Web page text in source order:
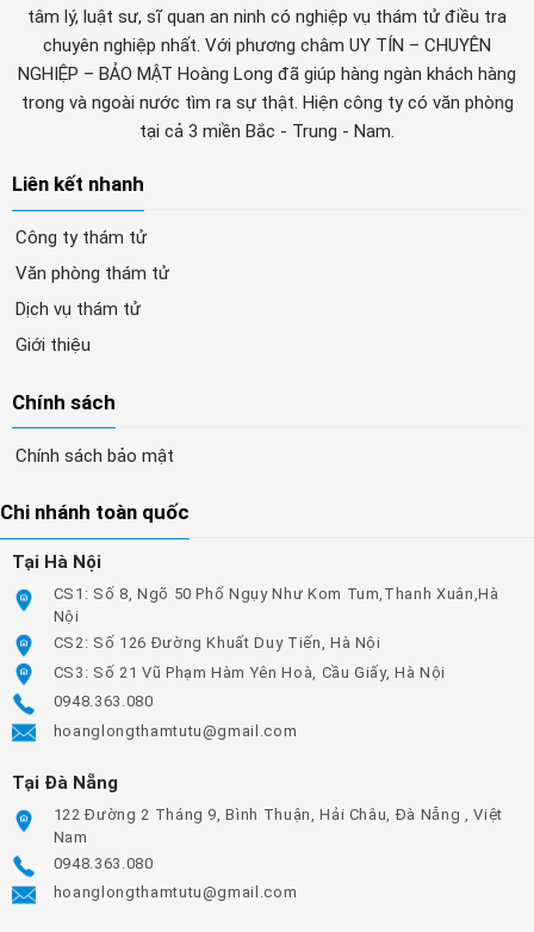
tâm lý, luật sư, sĩ quan an ninh có nghiệp vụ thám tử điều tra
chuyên nghiệp nhất. Với phương châm UY TÍN – CHUYÊN
NGHIỆP – BẢO MẬT Hoàng Long đã giúp hàng ngàn khách hàng
trong và ngoài nước tìm ra sự thật. Hiện công ty có văn phòng
tại cả 3 miền Bắc - Trung - Nam.
Liên kết nhanh
Công ty thám tử
Văn phòng thám tử
Dịch vụ thám tử
Giới thiệu
Chính sách
Chính sách bảo mật
Chi nhánh toàn quốc
Tại Hà Nội
CS1: Số 8, Ngõ 50 Phố Ngụy Như Kom Tum,Thanh Xuân,Hà
Nội
CS2: Số 126 Đường Khuất Duy Tiến, Hà Nội
CS3: Số 21 Vũ Phạm Hàm Yên Hoà, Cầu Giấy, Hà Nội
0948.363.080
hoanglongthamtutu@gmail.com
Tại Đà Nẵng
122 Đường 2 Tháng 9, Bình Thuận, Hải Châu, Đà Nẵng , Việt
Nam
0948.363.080
hoanglongthamtutu@gmail.com